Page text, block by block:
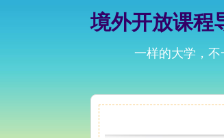
境外开放课程
一样的大学，不